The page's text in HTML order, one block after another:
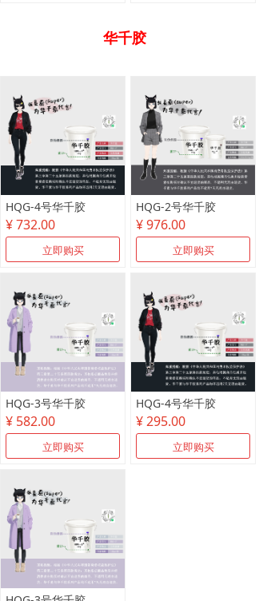
HQG-4号华千胶
¥ 732.00
立即购买
HQG-2号华千胶
¥ 976.00
立即购买
HQG-3号华千胶
¥ 582.00
立即购买
HQG-4号华千胶
¥ 295.00
立即购买
华千胶